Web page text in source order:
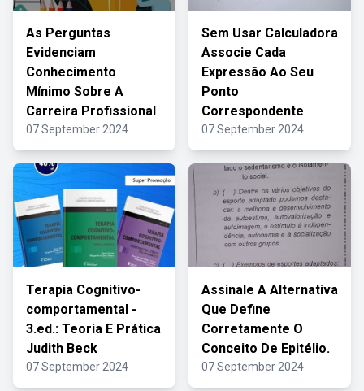
As Perguntas
Evidenciam
Conhecimento
Mínimo Sobre A
Carreira Profissional
07 September 2024
Sem Usar Calculadora
Associe Cada
Expressão Ao Seu
Ponto
Correspondente
07 September 2024
Terapia Cognitivo-
comportamental -
3.ed.: Teoria E Prática
Judith Beck
07 September 2024
Assinale A Alternativa
Que Define
Corretamente O
Conceito De Epitélio.
07 September 2024